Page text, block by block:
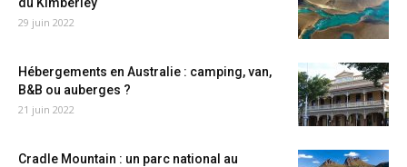
29 juin 2022
Hébergements en Australie : camping, van,
B&B ou auberges ?
21 juin 2022
Cradle Mountain : un parc national au